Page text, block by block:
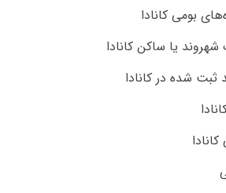
بومی کانادا
یا ساکن کانادا
ثبت شده در کانادا